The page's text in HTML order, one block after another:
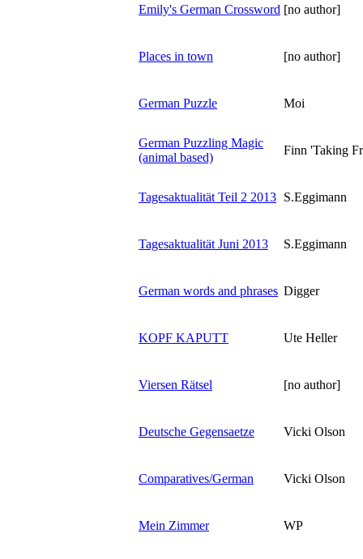
Emily's German Crossword [no author]
Places in town [no author]
German Puzzle Moi
German Puzzling Magic
(animal based)
Finn 'Taking
Tagesaktualität Teil 2 2013 S.Eggimann
Tagesaktualität Juni 2013 S.Eggimann
German words and phrases Digger
KOPF KAPUTT Ute Heller
Viersen Rätsel [no author]
Deutsche Gegensaetze Vicki Olson
Comparatives/German Vicki Olson
Mein Zimmer WP